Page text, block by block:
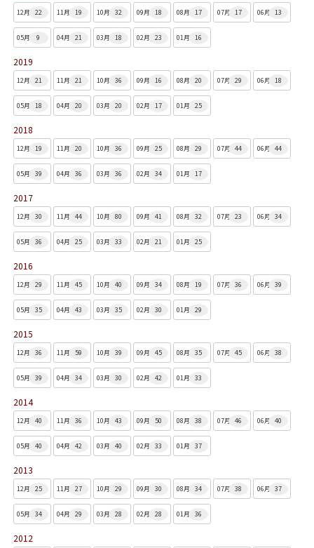
12月 22 11月 19 10月 32 09月 18 08月 17 07月 17 06月 13
05月 9 04月 21 03月 18 02月 23 01月 16
2019
12月 21 11月 21 10月 36 09月 16 08月 20 07月 29 06月 18
05月 18 04月 20 03月 20 02月 17 01月 25
2018
12月 19 11月 20 10月 36 09月 25 08月 29 07月 44 06月 44
05月 39 04月 36 03月 36 02月 34 01月 17
2017
12月 30 11月 44 10月 80 09月 41 08月 32 07月 23 06月 34
05月 36 04月 25 03月 33 02月 21 01月 25
2016
12月 29 11月 45 10月 40 09月 34 08月 19 07月 36 06月 39
05月 35 04月 43 03月 35 02月 30 01月 29
2015
12月 36 11月 59 10月 39 09月 45 08月 35 07月 45 06月 38
05月 39 04月 34 03月 30 02月 42 01月 33
2014
12月 40 11月 36 10月 43 09月 50 08月 38 07月 46 06月 40
05月 40 04月 42 03月 40 02月 33 01月 37
2013
12月 25 11月 27 10月 29 09月 30 08月 34 07月 38 06月 37
05月 34 04月 29 03月 28 02月 28 01月 36
2012